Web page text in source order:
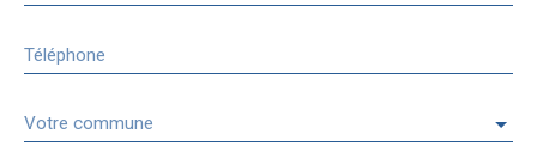
Téléphone
Votre commune